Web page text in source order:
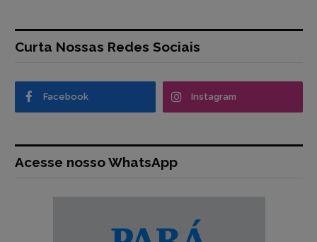
Curta Nossas Redes Sociais
Facebook Instagram
Acesse nosso WhatsApp